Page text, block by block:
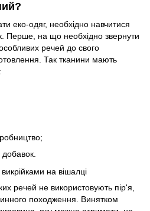
еко-одяг, необхідно навчитися
Перше, на що необхідно звернути
речей до свого
Так тканини мають
добавок.
речей не використовують пір'я,
походження. Винятком